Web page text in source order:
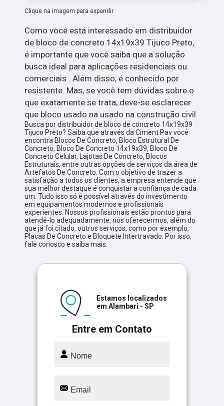
Clique na imagem para expandir
Como você está interessado em distribuidor
de bloco de concreto 14x19x39 Tijuco Preto,
é importante que você saiba que a solução
busca ideal para aplicações residenciais ou
comerciais . Além disso, é conhecido por
resistente. Mas, se você tem dúvidas sobre o
que exatamente se trata, deve-se esclarecer
que bloco usado na usado na construção civil.
Busca por distribuidor de bloco de concreto 14x19x39
Tijuco Preto? Saiba que através da Ciment Pav você
encontra Blocos De Concreto, Bloco Estrutural De
Concreto, Bloco De Concreto 14x19x39, Bloco De
Concreto Celular, Lajotas De Concreto, Blocos
Estruturais, entre outras opções de serviços da área de
Artefatos De Concreto. Com o objetivo de trazer a
satisfação a todos os clientes, a empresa entende que
sua melhor destaque é conquistar a confiança de cada
um. Tudo isso só é possível através do investimento
em equipamentos modernos e profissionais
experientes. Nossos profissionais estão prontos para
atendê-lo adequadamente, nós oferecermos, além do
que já foi citado, outros serviços, como por exemplo,
Placas De Concreto e Bloquete Intertravado. Por isso,
fale conosco e saiba mais.
Entre em Contato
Estamos localizados
em Alambari - SP